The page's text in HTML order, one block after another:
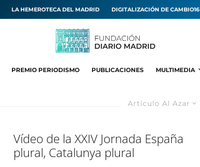
LA HEMEROTECA DEL MADRID DIGITALIZACIÓN DE CAMBIO16
PREMIO PERIODISMO PUBLICACIONES MULTIMEDIA
Artículo Al Azar
Vídeo de la XXIV Jornada España
plural, Catalunya plural